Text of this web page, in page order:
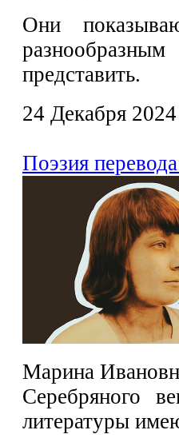
Они
представить.
24 Декабря 2024
Поэзия
Марина
Серебряного
литературы